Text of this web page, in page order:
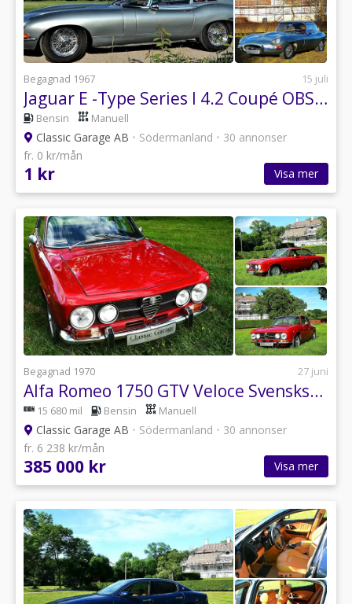
Begagnad 1967 15 juli
Jaguar E -Type Series I 4.2 Coupé OBS! SÅLD, SOLD!
Bensin Manuell
Classic Garage AB • Södermanland • 30 annonser
fr. 0 kr/mån
1 kr Visa mer
Begagnad 1970 27 juni
Alfa Romeo 1750 GTV Veloce Svensksåld!
15 680 mil Bensin Manuell
Classic Garage AB • Södermanland • 30 annonser
fr. 6 238 kr/mån
385 000 kr Visa mer